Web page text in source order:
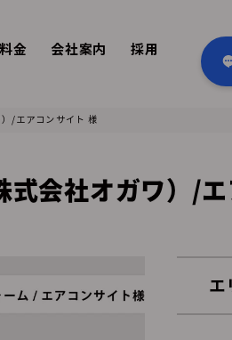
料金 会社案内 採用
/エアコンサイト 様
式会社オガワ）/
エ